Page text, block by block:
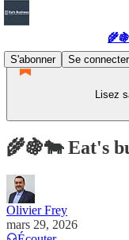
S'abonner
Se connecter
Lisez
🌾🍇🐄 Eat's
Olivier Frey
mars 29, 2026